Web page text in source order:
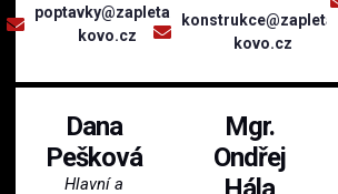
poptavky@zapletal-
kovo.cz
konstrukce@zapletal-
kovo.cz
Dana
Pešková
Hlavní a
Mgr.
Ondřej